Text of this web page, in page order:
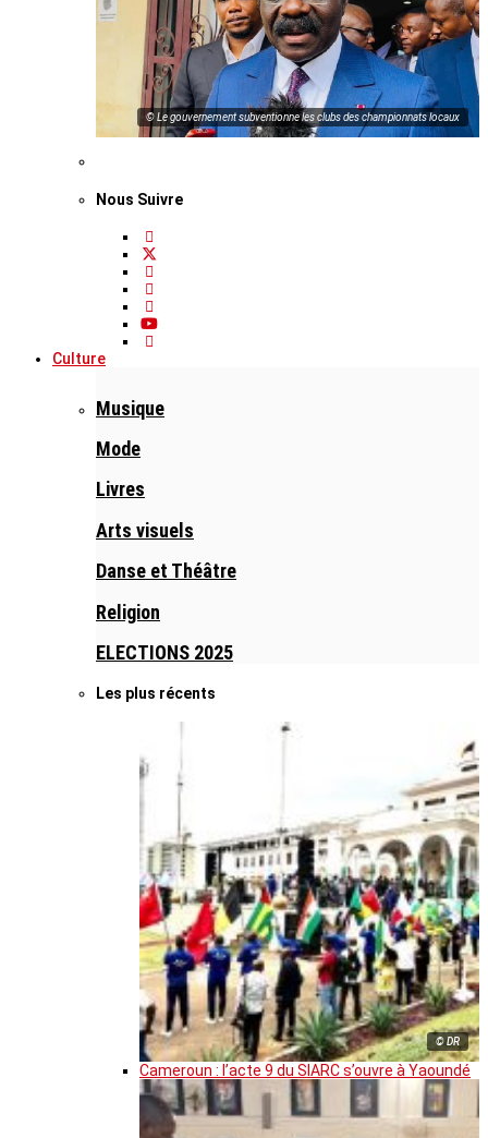
© Le gouvernement subventionne les clubs des championnats locaux
Nous Suivre
Culture
Musique
Mode
Livres
Arts visuels
Danse et Théâtre
Religion
ELECTIONS 2025
Les plus récents
© DR
Cameroun : l’acte 9 du SIARC s’ouvre à Yaoundé